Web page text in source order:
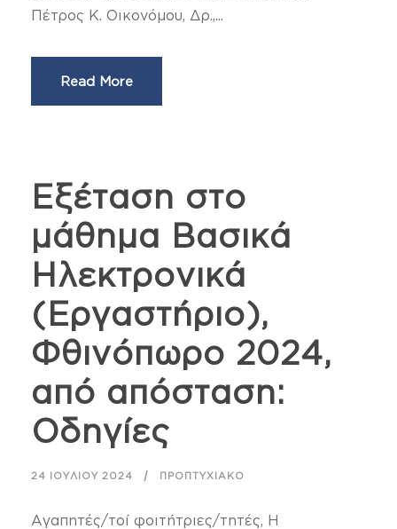
Πέτρος Κ. Οικονόμου, Δρ.,...
Read More
Εξέταση στο
μάθημα Βασικά
Ηλεκτρονικά
(Εργαστήριο),
Φθινόπωρο 2024,
από απόσταση:
Οδηγίες
24 ΙΟΥΛΊΟΥ 2024 ΠΡΟΠΤΥΧΙΑΚΌ
Αγαπητές/τοί φοιτήτριες/τητές, Η